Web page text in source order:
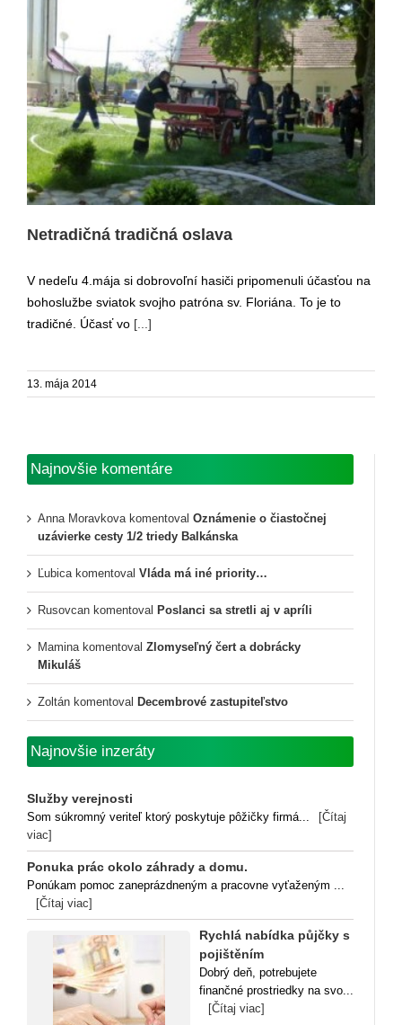
Netradičná tradičná oslava
Netradičná tradičná oslava
V nedeľu 4.mája si dobrovoľní hasiči pripomenuli účasťou na
bohoslužbe sviatok svojho patróna sv. Floriána. To je to
tradičné. Účasť vo [...]
13. mája 2014
Najnovšie komentáre
Anna Moravkovakomentoval Oznámenie o čiastočnej
uzávierke cesty 1/2 triedy Balkánska
Ľubicakomentoval Vláda má iné priority…
Rusovcan komentoval Poslanci sa stretli aj v apríli
Maminakomentoval Zlomyseľný čert a dobrácky
Mikuláš
Zoltán komentoval Decembrové zastupiteľstvo
Najnovšie inzeráty
Služby verejnosti
Som súkromný veriteľ ktorý poskytuje pôžičky firmá...
[Čítaj
viac]
Ponuka prác okolo záhrady a domu.
Ponúkam pomoc zaneprázdneným a pracovne vyťaženým ...
[Čítaj viac]
Rychlá nabídka půjčky s
pojištěním
Dobrý deň, potrebujete
finančné prostriedky na svo...
[Čítaj viac]